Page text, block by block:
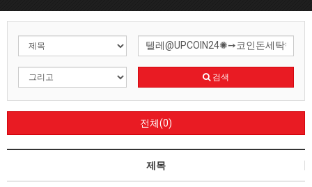
검색
전체(0)
제목